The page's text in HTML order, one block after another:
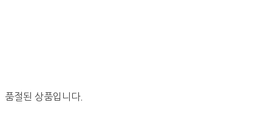
품절된 상품입니다.